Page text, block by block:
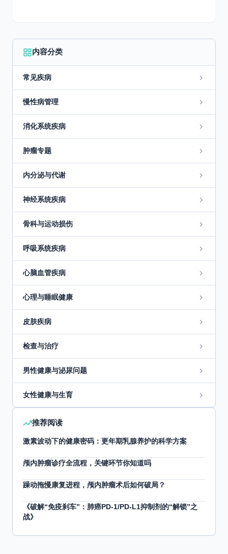
内容分类
常见疾病
慢性病管理
消化系统疾病
肿瘤专题
内分泌与代谢
神经系统疾病
骨科与运动损伤
呼吸系统疾病
心脑血管疾病
心理与睡眠健康
皮肤疾病
检查与治疗
男性健康与泌尿问题
女性健康与生育
推荐阅读
激素波动下的健康密码：更年期乳腺养护的科学方案
颅内肿瘤诊疗全流程，关键环节你知道吗
躁动拖慢康复进程，颅内肿瘤术后如何破局？
《破解“免疫刹车”：肺癌PD-1/PD-L1抑制剂的“解锁”之
战》